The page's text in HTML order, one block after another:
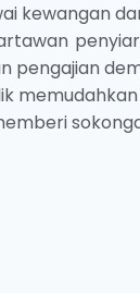
kewangan
pengajian